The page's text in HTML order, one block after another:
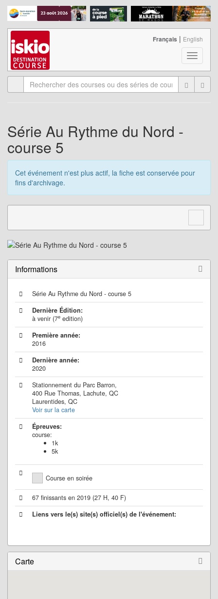
T
o
g
l
t
o
n
Français | English
Série Au Rythme du Nord -
course 5
Cet événement n'est plus actif, la fiche est conservée pour
fins d'archivage.
Informations
Série Au Rythme du Nord - course 5
Dernière Édition:
à venir (7e edition)
Première année:
2016
Dernière année:
2020
Stationnement du Parc Barron,
400 Rue Thomas, Lachute, QC
Laurentides, QC
Voir sur la carte
Épreuves:
course:
1k
5k
Course en soirée
67 finissants en 2019 (27 H, 40 F)
Liens vers le(s) site(s) officiel(s) de l'événement:
Carte